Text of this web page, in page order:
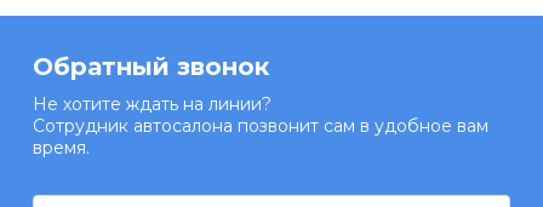
Обратный звонок
Не хотите ждать на линии?
Сотрудник автосалона позвонит сам в удобное вам
время.